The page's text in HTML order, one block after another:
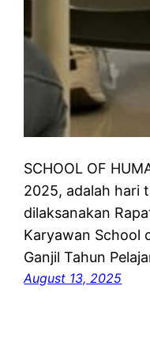
SCHOOL OF
2025, adalah hari
dilaksanakan
Karyawan School
Ganjil Tahun
August 13, 2025